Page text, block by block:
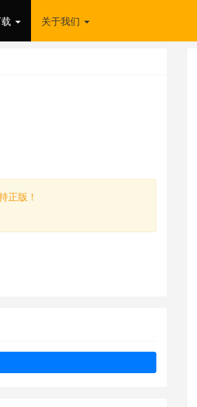
关于我们
正版！